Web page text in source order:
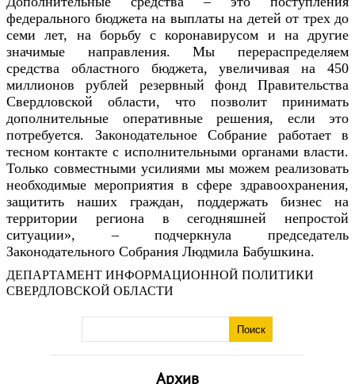
Архив
федерального бюджета на выплаты на детей от трех до
семи лет, на борьбу с коронавирусом и на другие
значимые направления. Мы перераспределяем
средства областного бюджета, увеличивая на 450
миллионов рублей резервный фонд Правительства
Свердловской области, что позволит принимать
дополнительные оперативные решения, если это
потребуется. Законодательное Собрание работает в
тесном контакте с исполнительными органами власти.
Только совместными усилиями мы можем реализовать
необходимые мероприятия в сфере здравоохранения,
защитить наших граждан, поддержать бизнес на
территории региона в сегодняшней непростой
ситуации», – подчеркнула председатель
Законодательного Собрания Людмила Бабушкина.
ДЕПАРТАМЕНТ ИНФОРМАЦИОННОЙ ПОЛИТИКИ
СВЕРДЛОВСКОЙ ОБЛАСТИ